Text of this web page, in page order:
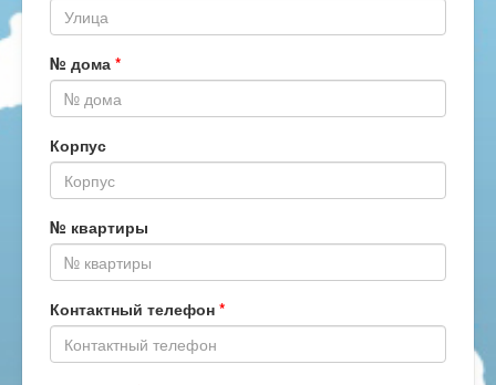
№ дома *
Корпус
№ квартиры
Контактный телефон *